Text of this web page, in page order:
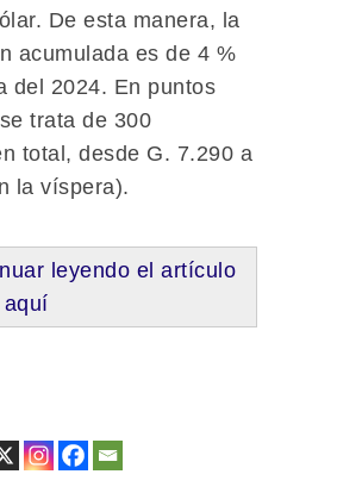
De esta manera, la
acumulada es de 4 %
del 2024. En puntos
trata de 300
total, desde G. 7.290 a
la víspera).
leyendo el artículo
aquí